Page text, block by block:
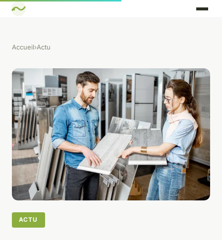
Accueil›Actu
ACTU